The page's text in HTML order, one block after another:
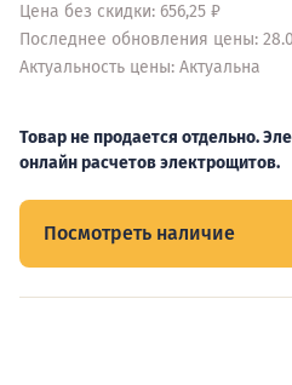
Цена без скидки: 656,25 ₽
Последнее обновления цены:
Актуальность цены: Актуальна
Товар не продается отдельно.
онлайн расчетов электрощитов.
Посмотреть наличие